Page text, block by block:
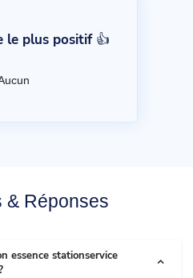
le plus positif 👍
& Réponses
essence stationservice